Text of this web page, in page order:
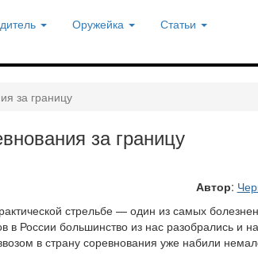
Оружейка Статьи
за границу
за границу
Автор:
стрельбе — один из самых
России большинство из нас разобрались и
в страну соревнования уже набили